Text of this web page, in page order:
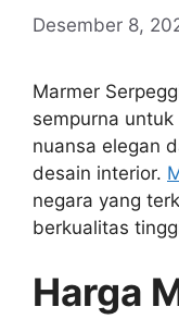
Desember 8,
Marmer
sempurna
nuansa elegan
desain interior.
negara yang
berkualitas
Harga